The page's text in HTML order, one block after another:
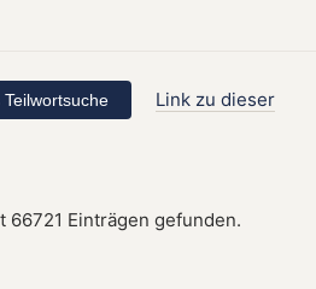
Link zu dieser
Einträgen gefunden.